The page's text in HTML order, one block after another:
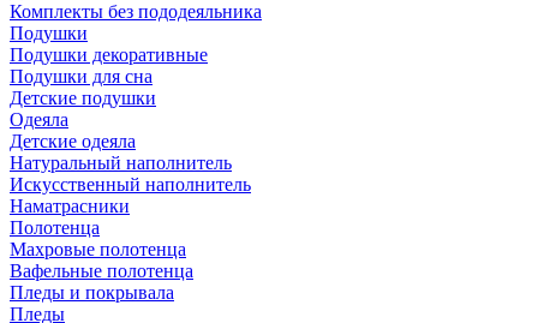
Комплекты без пододеяльника
Подушки
Подушки декоративные
Подушки для сна
Детские подушки
Одеяла
Детские одеяла
Натуральный наполнитель
Искуcственный наполнитель
Наматрасники
Полотенца
Махровые полотенца
Вафельные полотенца
Пледы и покрывала
Пледы